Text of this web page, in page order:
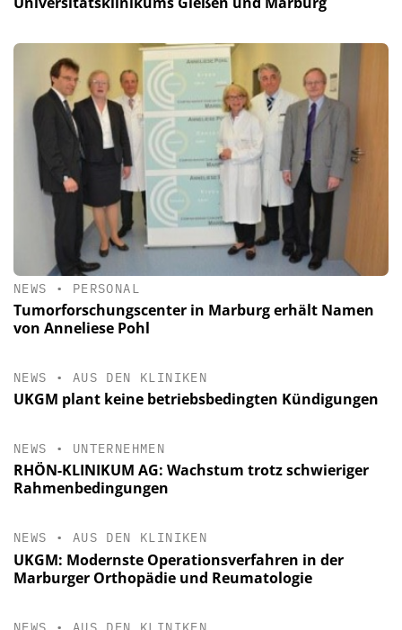
NEWS • PERSONAL
Tumorforschungscenter in Marburg erhält Namen
von Anneliese Pohl
NEWS • AUS DEN KLINIKEN
UKGM plant keine betriebsbedingten Kündigungen
NEWS • UNTERNEHMEN
RHÖN-KLINIKUM AG: Wachstum trotz schwieriger
Rahmenbedingungen
NEWS • AUS DEN KLINIKEN
UKGM: Modernste Operationsverfahren in der
Marburger Orthopädie und Reumatologie